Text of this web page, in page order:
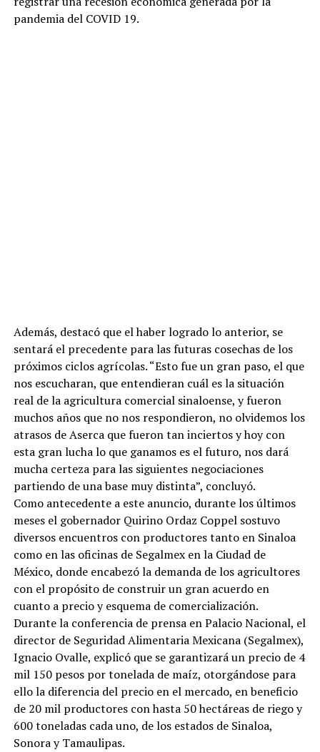
pandemia del COVID 19.
Además, destacó que el haber logrado lo anterior, se
sentará el precedente para las futuras cosechas de los
próximos ciclos agrícolas. “Esto fue un gran paso, el que
nos escucharan, que entendieran cuál es la situación
real de la agricultura comercial sinaloense, y fueron
muchos años que no nos respondieron, no olvidemos los
atrasos de Aserca que fueron tan inciertos y hoy con
esta gran lucha lo que ganamos es el futuro, nos dará
mucha certeza para las siguientes negociaciones
partiendo de una base muy distinta”, concluyó.
Como antecedente a este anuncio, durante los últimos
meses el gobernador Quirino Ordaz Coppel sostuvo
diversos encuentros con productores tanto en Sinaloa
como en las oficinas de Segalmex en la Ciudad de
México, donde encabezó la demanda de los agricultores
con el propósito de construir un gran acuerdo en
cuanto a precio y esquema de comercialización.
Durante la conferencia de prensa en Palacio Nacional, el
director de Seguridad Alimentaria Mexicana (Segalmex),
Ignacio Ovalle, explicó que se garantizará un precio de 4
mil 150 pesos por tonelada de maíz, otorgándose para
ello la diferencia del precio en el mercado, en beneficio
de 20 mil productores con hasta 50 hectáreas de riego y
600 toneladas cada uno, de los estados de Sinaloa,
Sonora y Tamaulipas.